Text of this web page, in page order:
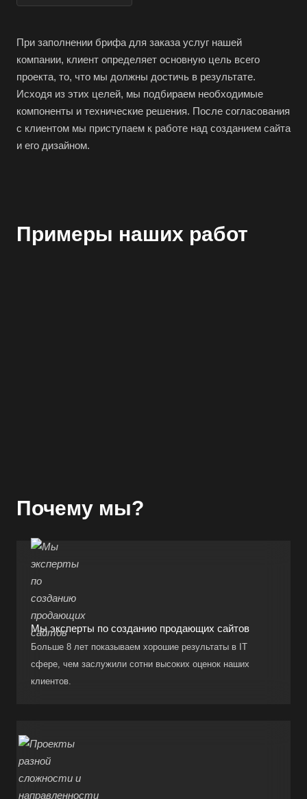
При заполнении брифа для заказа услуг нашей
компании, клиент определяет основную цель всего
проекта, то, что мы должны достичь в результате.
Исходя из этих целей, мы подбираем необходимые
компоненты и технические решения. После согласования
с клиентом мы приступаем к работе над созданием сайта
и его дизайном.
Примеры наших работ
Почему мы?
Мы эксперты по созданию продающих сайтов
Больше 8 лет показываем хорошие результаты в IT
сфере, чем заслужили сотни высоких оценок наших
клиентов.